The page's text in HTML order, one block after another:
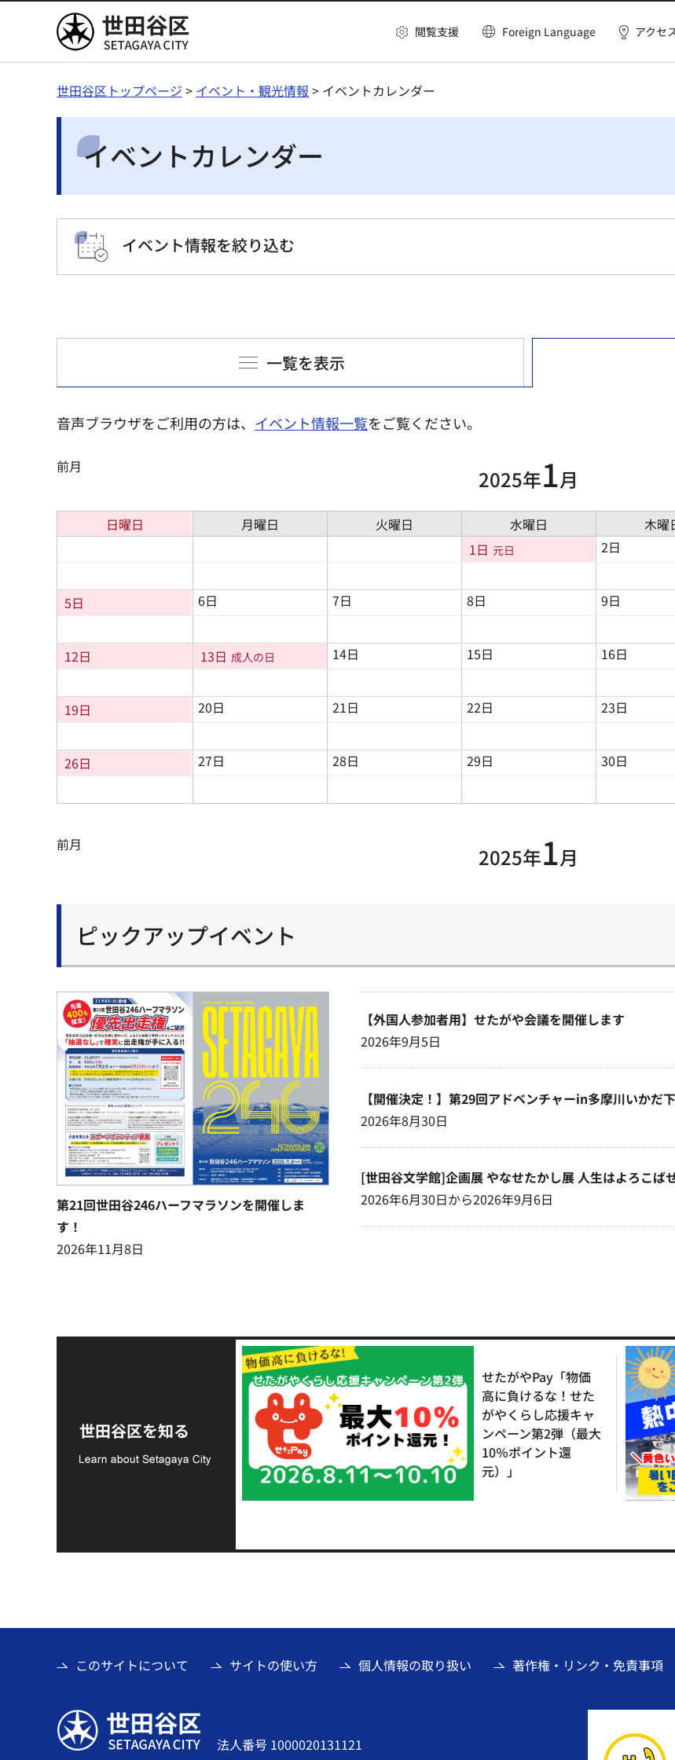
世田谷区 閲覧支援 Foreign Language アクセ
世田谷区トップページ > イベント・観光情報 > イベントカレンダー
イベントカレンダー
イベント情報を絞り込む
一覧を表示
音声ブラウザをご利用の方は、 イベント情報一覧をご覧ください。
前月 2025年1月
日曜日 月曜日 火曜日 水曜日 木曜
1日 元日 2日
5日 6日 7日 8日 9日
12日 13日 成人の日 14日 15日 16日
19日 20日 21日 22日 23日
26日 27日 28日 29日 30日
前月 2025年1月
ピックアップイベント
第21回世田谷246ハーフマラソンを開催しま
す！
2026年11月8日
【外国人参加者用】せたがや会議を開催します
2026年9月5日
【開催決定！】第29回アドベンチャーin多摩川いかだ
2026年8月30日
[世田谷文学館]企画展 やなせたかし展 人生はよろこば
2026年6月30日から2026年9月6日
世田谷区を知る
支援金の募集につい
て
せたがやPay「物価
高に負けるな！せた
がやくらし応援キャ
ンペーン第2弾（最大
10％ポイント還
元）」
このサイトについて サイトの使い方 個人情報の取り扱い 著作権・リンク・免責事項
世田谷区
法人番号 1000020131121